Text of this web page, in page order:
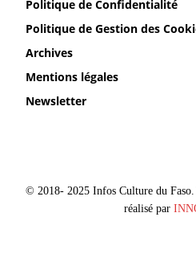
Politique de Confidentialité
Politique de Gestion des
Archives
Mentions légales
Newsletter
© 2018- 2025 Infos Culture du
réalisé par